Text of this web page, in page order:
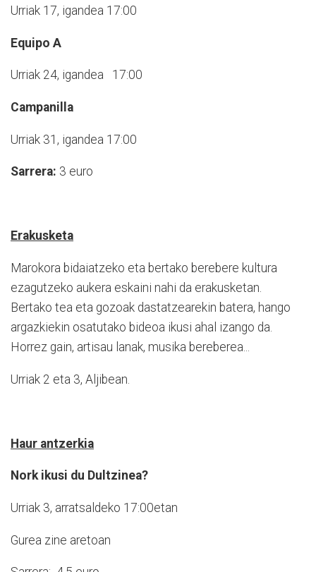
Urriak 17, igandea 17:00
Equipo A
Urriak 24, igandea 17:00
Campanilla
Urriak 31, igandea 17:00
Sarrera: 3 euro
Erakusketa
Marokora bidaiatzeko eta bertako berebere kultura
ezagutzeko aukera eskaini nahi da erakusketan.
Bertako tea eta gozoak dastatzearekin batera, hango
argazkiekin osatutako bideoa ikusi ahal izango da.
Horrez gain, artisau lanak, musika bereberea...
Urriak 2 eta 3, Aljibean.
Haur antzerkia
Nork ikusi du Dultzinea?
Urriak 3, arratsaldeko 17:00etan
Gurea zine aretoan